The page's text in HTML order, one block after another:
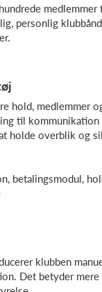
personlig
hold, medlemmer
til
holde overblik og
betalingsmodul,
klubben
Det betyder